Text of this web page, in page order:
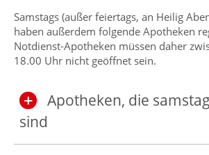
Samstags (außer feiertags, an Heilig
haben außerdem folgende Apotheken
Notdienst-Apotheken müssen daher
18.00 Uhr nicht geöffnet sein.
Apotheken, die
sind